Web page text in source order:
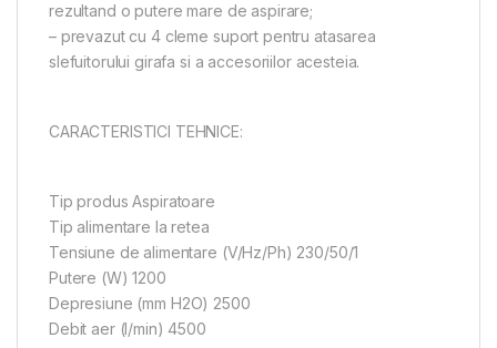
rezultand o putere mare de aspirare;
– prevazut cu 4 cleme suport pentru atasarea
slefuitorului girafa si a accesoriilor acesteia.
CARACTERISTICI TEHNICE:
Tip produs Aspiratoare
Tip alimentare la retea
Tensiune de alimentare (V/Hz/Ph) 230/50/1
Putere (W) 1200
Depresiune (mm H2O) 2500
Debit aer (l/min) 4500